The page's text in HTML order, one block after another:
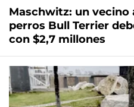
Maschwitz: un vecino
perros Bull Terrier
con $2,7 millones